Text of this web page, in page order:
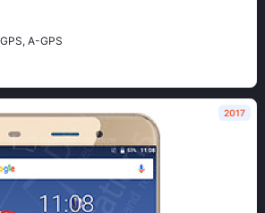
А-GРS
2017